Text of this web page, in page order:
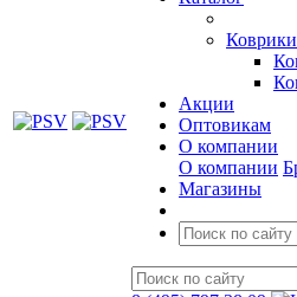
Акции
Оптовикам
О компании
О компании
Магазины